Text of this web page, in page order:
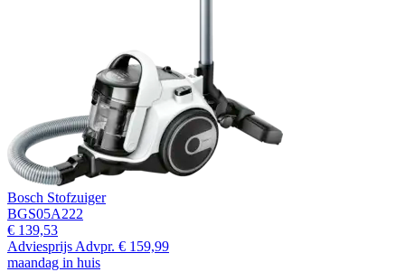
Bosch Stofzuiger
BGS05A222
€ 139,53
Adviesprijs Advpr. € 159,99
maandag in huis